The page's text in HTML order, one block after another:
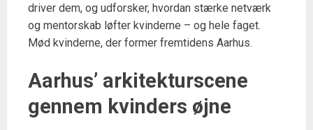
driver dem, og udforsker, hvordan stærke netværk
og mentorskab løfter kvinderne – og hele faget.
Mød kvinderne, der former fremtidens Aarhus.
Aarhus’ arkitekturscene
gennem kvinders øjne